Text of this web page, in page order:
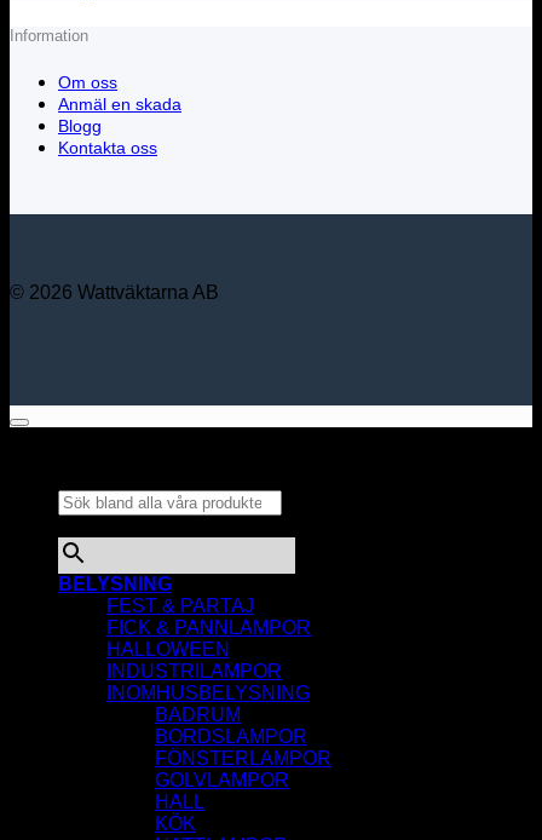
Information
Om oss
Anmäl en skada
Blogg
Kontakta oss
© 2026 Wattväktarna AB
BELYSNING
FEST & PARTAJ
FICK & PANNLAMPOR
HALLOWEEN
INDUSTRILAMPOR
INOMHUSBELYSNING
BADRUM
BORDSLAMPOR
FÖNSTERLAMPOR
GOLVLAMPOR
HALL
KÖK